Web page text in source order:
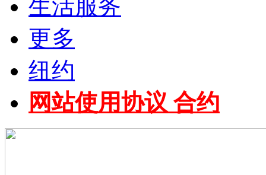
生活服务
更多
纽约
网站使用协议 合约